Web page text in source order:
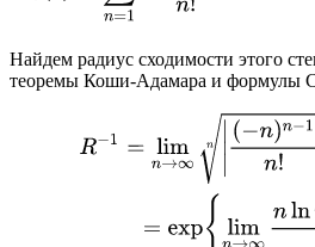
Найдем радиус сходимости этого
теоремы Коши-Адамара и формулы